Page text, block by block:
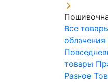
Все
облачения
товары
Разное